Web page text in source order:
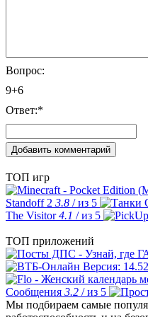
Вопрос:
9+6
Ответ:*
ТОП игр
Standoff 2 3.8 / из 5
The Visitor4.1 / из 5
ТОП приложений
Сообщения 3.2 / из 5
Мы подбираем самые